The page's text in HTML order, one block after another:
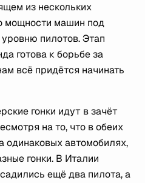
из нескольких
мощности машин под
пилотов. Этап
готова к борьбе за
всё придётся начинать
гонки идут в зачёт
на то, что в обеих
одинаковых автомобилях,
гонки. В Италии
ещё два пилота, а